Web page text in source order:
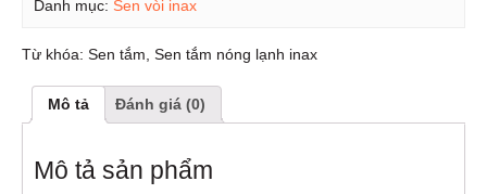
Danh mục: Sen vòi inax
Từ khóa: Sen tắm Sen tắm nóng lạnh inax
Mô tả Đánh giá (0)
Mô tả sản phẩm